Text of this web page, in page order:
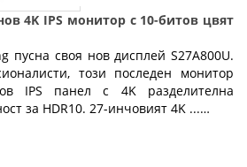
4K IPS монитор с 10-битов цвят
пусна своя нов дисплей S27A800U.
този последен монитор
IPS панел с 4K разделителна
за HDR10. 27-инчовият 4K ...…